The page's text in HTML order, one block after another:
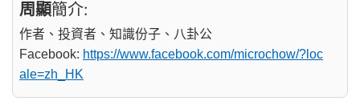
周顯簡介:
作者、投資者、知識份子、八卦公
Facebook: https://www.facebook.com/microchow/?loc
ale=zh_HK